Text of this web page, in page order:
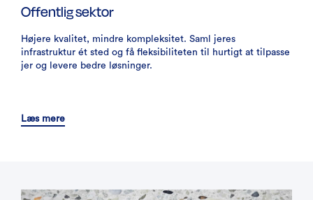
Offentlig sektor
Højere kvalitet, mindre kompleksitet. Saml jeres
infrastruktur ét sted og få fleksibiliteten til hurtigt at tilpasse
jer og levere bedre løsninger.
Læs mere